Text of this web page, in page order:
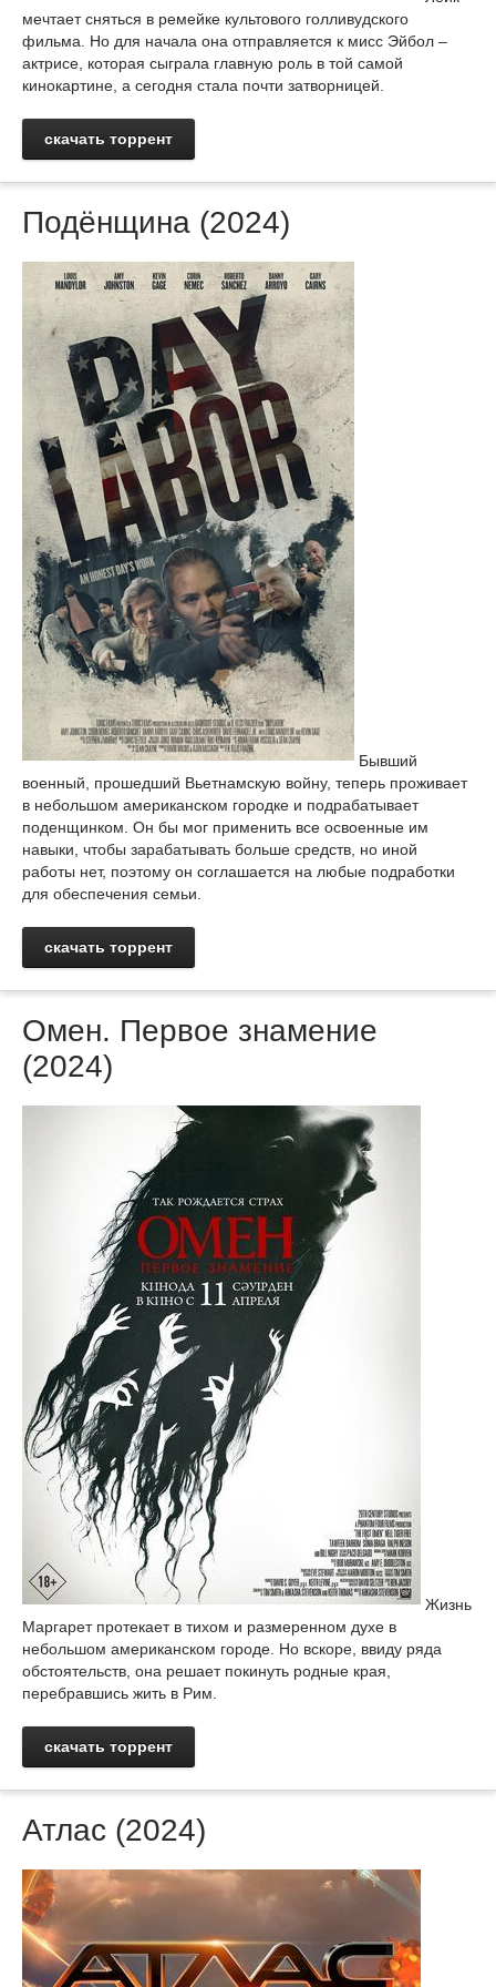
мечтает сняться в ремейке культового голливудского
фильма. Но для начала она отправляется к мисс Эйбол –
актрисе, которая сыграла главную роль в той самой
кинокартине, а сегодня стала почти затворницей.
скачать торрент
Подёнщина (2024)
Бывший
военный, прошедший Вьетнамскую войну, теперь проживает
в небольшом американском городке и подрабатывает
поденщинком. Он бы мог применить все освоенные им
навыки, чтобы зарабатывать больше средств, но иной
работы нет, поэтому он соглашается на любые подработки
для обеспечения семьи.
скачать торрент
Омен. Первое знамение
(2024)
Жизнь
Маргарет протекает в тихом и размеренном духе в
небольшом американском городе. Но вскоре, ввиду ряда
обстоятельств, она решает покинуть родные края,
перебравшись жить в Рим.
скачать торрент
Атлас (2024)